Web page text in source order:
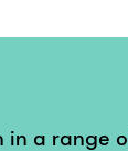
in a range